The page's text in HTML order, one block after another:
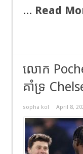
... Read
លោក
គាំទ្រ
sopha kol April 8,